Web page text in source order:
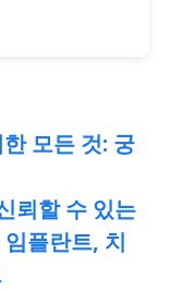
모든 것: 궁
뢰할 수 있는
플란트, 치